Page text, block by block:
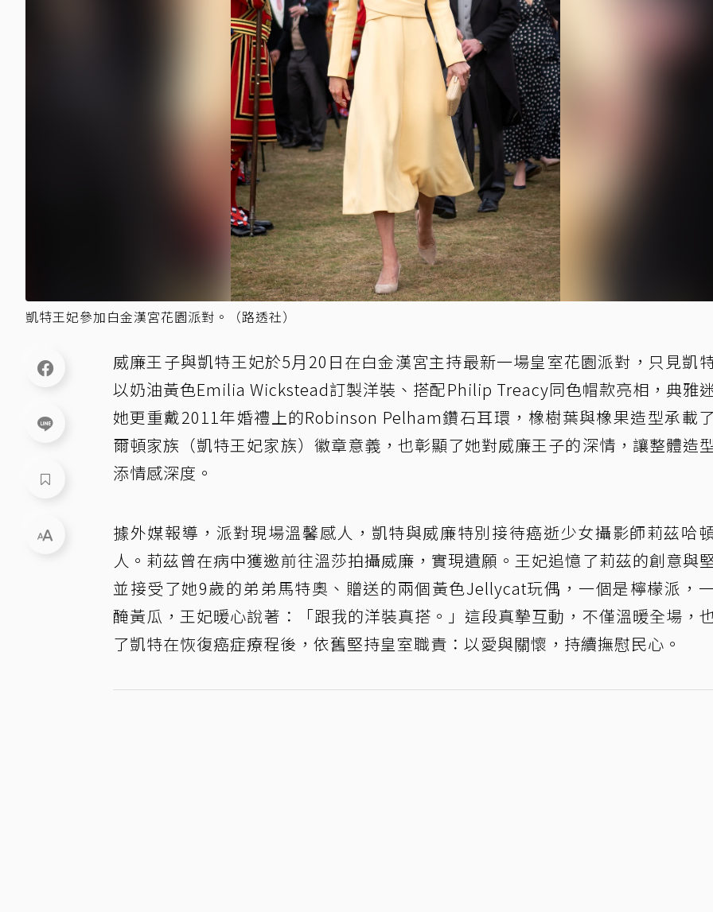
凱特王妃參加白金漢宮花園派對。（路透社）
威廉王子與凱特王妃於5月20日在白金漢宮主持最新一場皇室花園派對，只見凱
以奶油黃色Emilia Wickstead訂製洋裝、搭配Philip Treacy同色帽款亮相，典雅
她更重戴2011年婚禮上的Robinson Pelham鑽石耳環，橡樹葉與橡果造型承載
爾頓家族（凱特王妃家族）徽章意義，也彰顯了她對威廉王子的深情，讓整體造
添情感深度。
據外媒報導，派對現場溫馨感人，凱特與威廉特別接待癌逝少女攝影師莉茲哈
人。莉茲曾在病中獲邀前往溫莎拍攝威廉，實現遺願。王妃追憶了莉茲的創意與
並接受了她9歲的弟弟馬特奧、贈送的兩個黃色Jellycat玩偶，一個是檸檬派，
醃黃瓜，王妃暖心說著：「跟我的洋裝真搭。」這段真摯互動，不僅溫暖全場，
了凱特在恢復癌症療程後，依舊堅持皇室職責：以愛與關懷，持續撫慰民心。